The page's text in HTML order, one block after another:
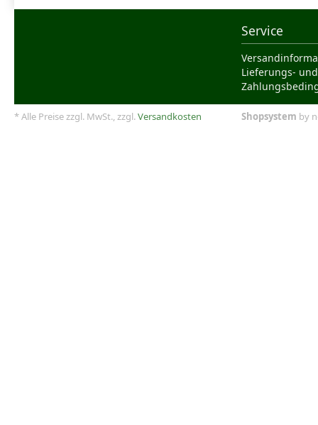
Service
Lieferungs- und
* Alle Preise zzgl. MwSt., zzgl.Versandkosten Shopsystem by